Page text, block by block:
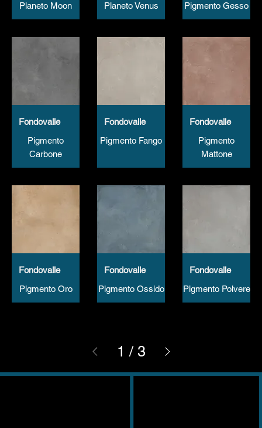
Planeto Moon
Planeto Venus
Pigmento Gesso
Fondovalle
Pigmento
Carbone
Fondovalle
Pigmento Fango
Fondovalle
Pigmento
Mattone
Fondovalle
Pigmento Oro
Fondovalle
Pigmento Ossido
Fondovalle
Pigmento Polvere
1 / 3